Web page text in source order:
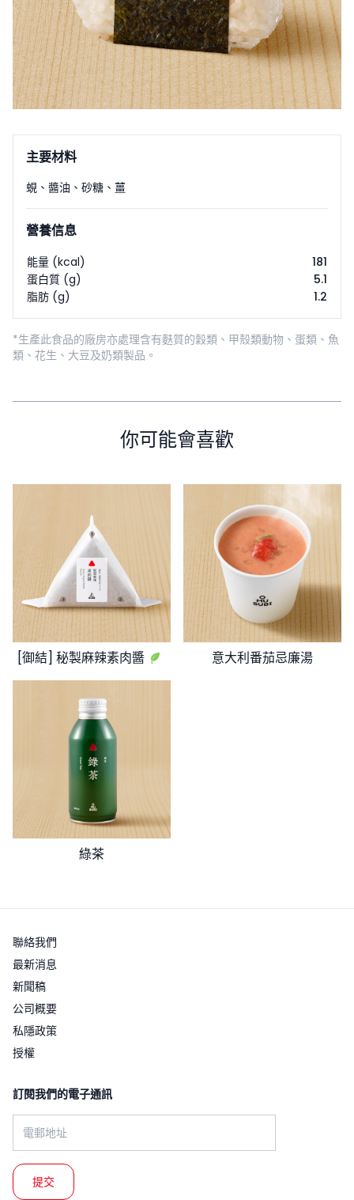
主要材料
蜆 、 醬油 、 砂糖 、 薑
營養信息
能量 (kcal)
181
蛋白質 (g)
5.1
脂肪 (g)
1.2
*生產此食品的廠房亦處理含有麩質的穀類、甲殼類動物、蛋類、魚
類、花生、大豆及奶類製品。
你可能會喜歡
[御結] 秘製麻辣素肉醬 意大利番茄忌廉湯
綠茶
聯絡我們
最新消息
新聞稿
公司概要
私隱政策
授權
訂閱我們的電子通訊​